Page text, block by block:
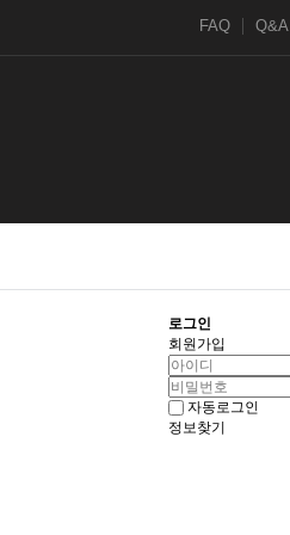
FAQ Q&A
로그인
회원가입
자동로그인
정보찾기